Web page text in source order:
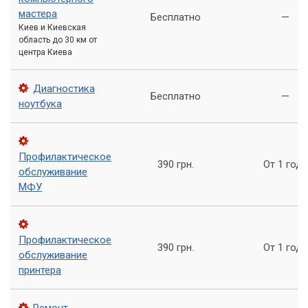
Полосы на отпечатках:
признак. Появляются белые или цветные полосы, где
нет изображения.
полностью отсутствовать.
Искажение изображений:На отпечатках могут
контуров.
Отсутствие печати некоторых цветов:
может печатать только черным цветом, игнорируя
цветные картриджи.
может выводить сообщение об ошибке, связанной с
печатающей головкой.
мастера
Киев и Киевская
область до 30 км от
центра Киева
Бесплатно —
Диагностика
ноутбука
Бесплатно —
Профилактическое
обслуживание
МФУ
390 грн. От 1 года
Профилактическое
обслуживание
принтера
390 грн. От 1 года